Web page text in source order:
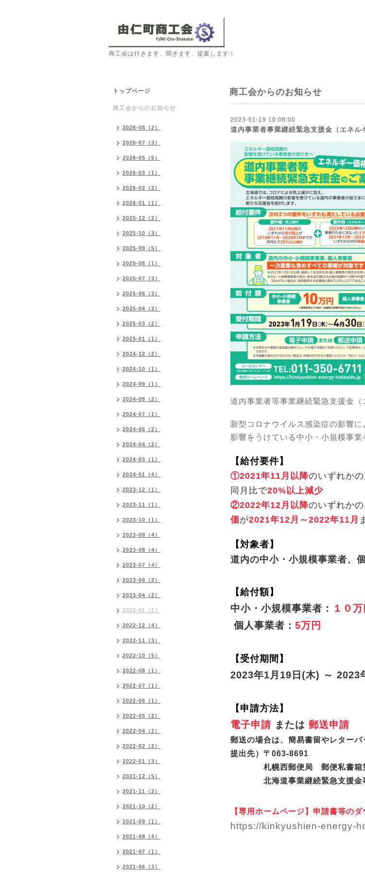
商工会は行きます、聞きます、提案します！
商工会からのお知らせ
2023-01-19 10:08:00
道内事業者事業継続緊急支援金（エネル
道内事業者等事業継続緊急支援金
新型コロナウイルス感染症の影響
影響をうけている中小・小規模事
【給付要件】
①2021年11月以降のいずれかの
同月比で20%以上減少
②2022年12月以降のいずれか
価が2021年12月～2022年11月
【対象者】
道内の中小・小規模事業者、
【給付額】
中小・小規模事業者：
１０万
個人事業者： 5万円
【受付期間 】
2023年1月19日(木) ～ 2023
【申請方法】
電子申請 または 郵送申請
郵送の場合は、簡易書留やレターパ
提出先）〒063-8691
札幌西郵便局 郵便私書箱第
北海道事業継続緊急支援金
【専用ホームページ】申請書等の
https://kinkyushien-energy-
トップページ
商工会からのお知らせ
2026-08（2）
2026-07（3）
2026-05（5）
2026-03（1）
2026-02（2）
2026-01（1）
2025-12（2）
2025-10（3）
2025-09（5）
2025-08（1）
2025-07（3）
2025-06（3）
2025-04（2）
2025-03（2）
2025-01（1）
2024-12（2）
2024-10（1）
2024-09（1）
2024-08（2）
2024-07（1）
2024-06（2）
2024-04（2）
2024-03（1）
2024-01（4）
2023-12（1）
2023-11（1）
2023-10（1）
2023-09（4）
2023-08（4）
2023-07（4）
2023-06（2）
2023-04（2）
2023-01（1）
2022-12（4）
2022-11（3）
2022-10（5）
2022-08（1）
2022-07（1）
2022-06（1）
2022-05（2）
2022-04（2）
2022-02（2）
2022-01（3）
2021-12（5）
2021-11（2）
2021-10（2）
2021-09（1）
2021-08（4）
2021-07（1）
2021-06（3）